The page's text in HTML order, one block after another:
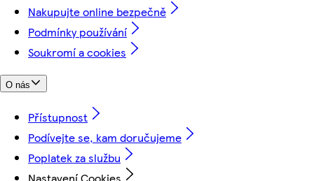
Nakupujte online bezpečně
Podmínky používání
Soukromí a cookies
O nás
Přístupnost
Podívejte se, kam doručujeme
Poplatek za službu